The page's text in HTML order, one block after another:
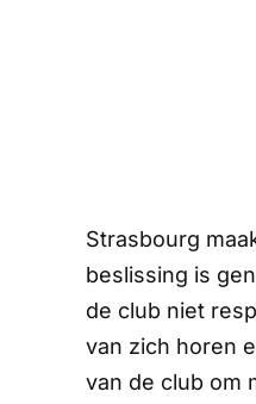
Strasbourg
beslissing is
de club niet
van zich horen
van de club om